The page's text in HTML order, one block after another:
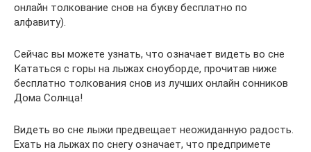
онлайн толкование снов на букву бесплатно по
алфавиту).
Сейчас вы можете узнать, что означает видеть во сне
Кататься с горы на лыжах сноуборде, прочитав ниже
бесплатно толкования снов из лучших онлайн сонников
Дома Солнца!
Видеть во сне лыжи предвещает неожиданную радость.
Ехать на лыжах по снегу означает, что предпримете